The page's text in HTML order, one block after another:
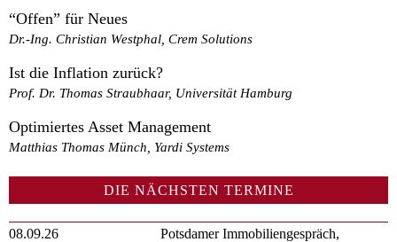
“Offen” für Neues
Dr.-Ing. Christian Westphal, Crem Solutions
Ist die Inflation zurück?
Prof. Dr. Thomas Straubhaar, Universität Hamburg
Optimiertes Asset Management
Matthias Thomas Münch, Yardi Systems
DIE NÄCHSTEN TERMINE
08.09.26 Potsdamer Immobiliengespräch,